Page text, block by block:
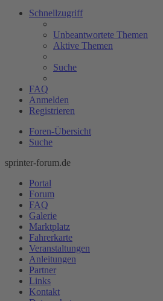
Schnellzugriff
Unbeantwortete Themen
Aktive Themen
Suche
FAQ
Anmelden
Registrieren
Foren-Übersicht
Suche
sprinter-forum.de
Portal
Forum
FAQ
Galerie
Marktplatz
Fahrerkarte
Veranstaltungen
Anleitungen
Partner
Links
Kontakt